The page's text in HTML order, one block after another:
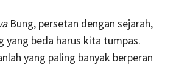
Bung, persetan dengan sejarah,
yang beda harus kita tumpas.
yang paling banyak berperan